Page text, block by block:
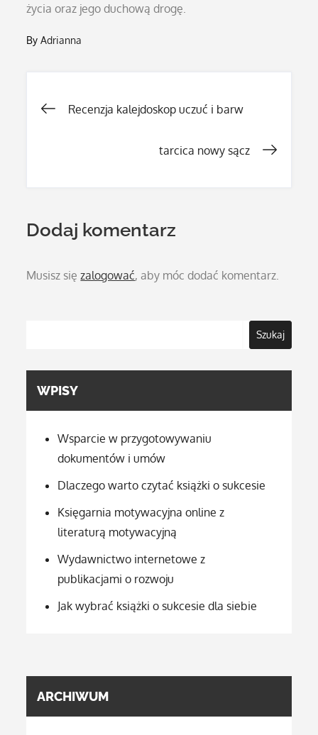
życia oraz jego duchową drogę.
ByAdrianna
Nawigacja
Recenzja kalejdoskop uczuć i barw
tarcica nowy sącz
Dodaj komentarz
Musisz sięzalogować, aby móc dodać komentarz.
Szukaj
WPISY
Wsparcie w przygotowywaniu
dokumentów i umów
Dlaczego warto czytać książki o sukcesie
Księgarnia motywacyjna online z
literaturą motywacyjną
Wydawnictwo internetowe z
publikacjami o rozwoju
Jak wybrać książki o sukcesie dla siebie
ARCHIWUM